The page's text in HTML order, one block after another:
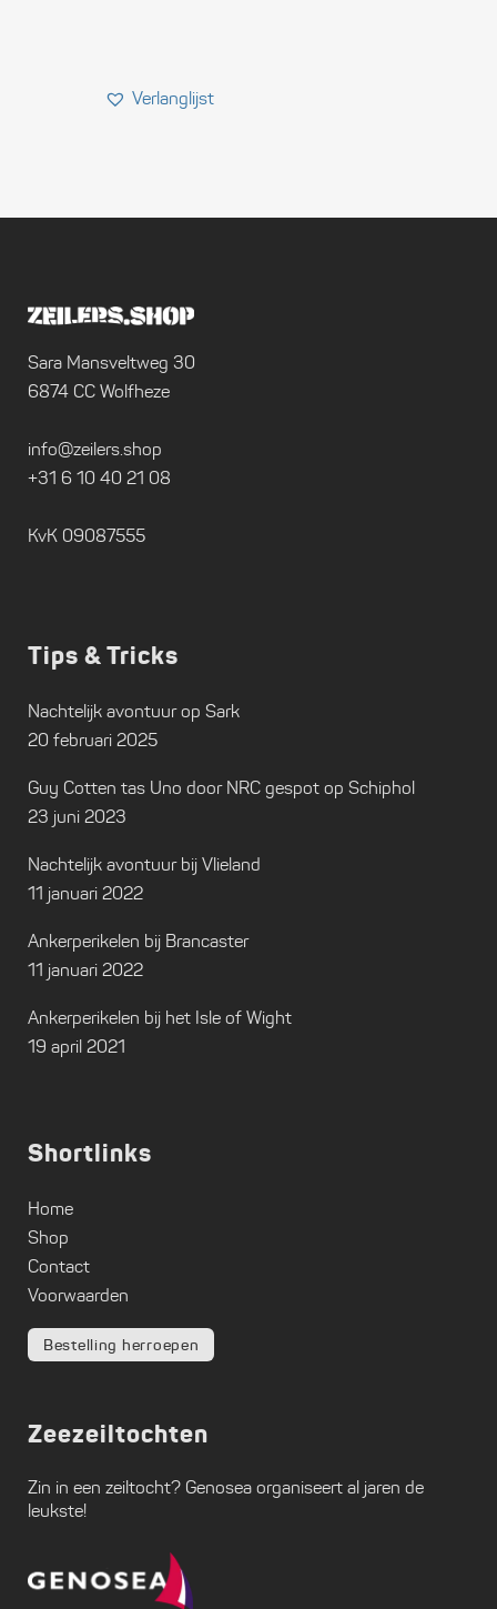
Sara Mansveltweg 30
6874 CC Wolfheze
info@zeilers.shop
+31 6 10 40 21 08
KvK 09087555
Tips & Tricks
Nachtelijk avontuur op Sark
20 februari 2025
Guy Cotten tas Uno door NRC gespot op Schiphol
23 juni 2023
Nachtelijk avontuur bij Vlieland
11 januari 2022
Ankerperikelen bij Brancaster
11 januari 2022
Ankerperikelen bij het Isle of Wight
19 april 2021
Shortlinks
Home
Shop
Contact
Voorwaarden
Bestelling herroepen
Zeezeiltochten
Zin in een zeiltocht? Genosea organiseert al jaren de
leukste!